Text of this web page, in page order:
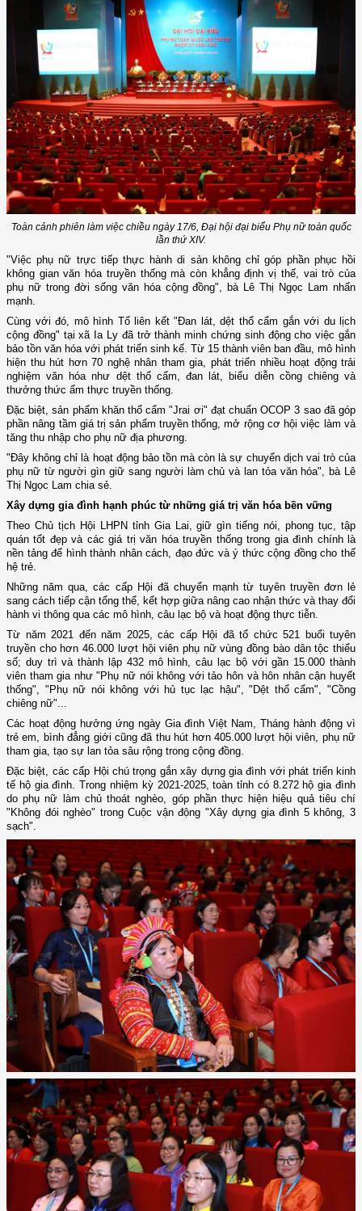
Toàn cảnh phiên làm việc chiều ngày 17/6, Đại hội đại biểu Phụ nữ toàn quốc
lần thứ XIV.
"Việc phụ nữ trực tiếp thực hành di sản không chỉ góp phần phục hồi
không gian văn hóa truyền thống mà còn khẳng định vị thế, vai trò của
phụ nữ trong đời sống văn hóa cộng đồng", bà Lê Thị Ngọc Lam nhấn
mạnh.
Cùng với đó, mô hình Tổ liên kết "Đan lát, dệt thổ cẩm gắn với du lịch
cộng đồng" tại xã Ia Ly đã trở thành minh chứng sinh động cho việc gắn
bảo tồn văn hóa với phát triển sinh kế. Từ 15 thành viên ban đầu, mô hình
hiện thu hút hơn 70 nghệ nhân tham gia, phát triển nhiều hoạt động trải
nghiệm văn hóa như dệt thổ cẩm, đan lát, biểu diễn cồng chiêng và
thưởng thức ẩm thực truyền thống.
Đặc biệt, sản phẩm khăn thổ cẩm "Jrai ơi" đạt chuẩn OCOP 3 sao đã góp
phần nâng tầm giá trị sản phẩm truyền thống, mở rộng cơ hội việc làm và
tăng thu nhập cho phụ nữ địa phương.
"Đây không chỉ là hoạt động bảo tồn mà còn là sự chuyển dịch vai trò của
phụ nữ từ người gìn giữ sang người làm chủ và lan tỏa văn hóa", bà Lê
Thị Ngọc Lam chia sẻ.
Xây dựng gia đình hạnh phúc từ những giá trị văn hóa bền vững
Theo Chủ tịch Hội LHPN tỉnh Gia Lai, giữ gìn tiếng nói, phong tục, tập
quán tốt đẹp và các giá trị văn hóa truyền thống trong gia đình chính là
nền tảng để hình thành nhân cách, đạo đức và ý thức cộng đồng cho thế
hệ trẻ.
Những năm qua, các cấp Hội đã chuyển mạnh từ tuyên truyền đơn lẻ
sang cách tiếp cận tổng thể, kết hợp giữa nâng cao nhận thức và thay đổi
hành vi thông qua các mô hình, câu lạc bộ và hoạt động thực tiễn.
Từ năm 2021 đến năm 2025, các cấp Hội đã tổ chức 521 buổi tuyên
truyền cho hơn 46.000 lượt hội viên phụ nữ vùng đồng bào dân tộc thiểu
số; duy trì và thành lập 432 mô hình, câu lạc bộ với gần 15.000 thành
viên tham gia như "Phụ nữ nói không với tảo hôn và hôn nhân cận huyết
thống", "Phụ nữ nói không với hủ tục lạc hậu", "Dệt thổ cẩm", "Cồng
chiêng nữ"...
Các hoạt động hưởng ứng ngày Gia đình Việt Nam, Tháng hành động vì
trẻ em, bình đẳng giới cũng đã thu hút hơn 405.000 lượt hội viên, phụ nữ
tham gia, tạo sự lan tỏa sâu rộng trong cộng đồng.
Đặc biệt, các cấp Hội chú trọng gắn xây dựng gia đình với phát triển kinh
tế hộ gia đình. Trong nhiệm kỳ 2021-2025, toàn tỉnh có 8.272 hộ gia đình
do phụ nữ làm chủ thoát nghèo, góp phần thực hiện hiệu quả tiêu chí
"Không đói nghèo" trong Cuộc vận động "Xây dựng gia đình 5 không, 3
sạch".